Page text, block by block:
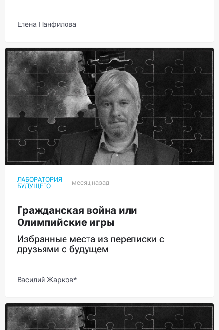
Елена Панфилова
ЛАБОРАТОРИЯ
БУДУЩЕГО
Гражданская война или
Олимпийские игры
Избранные места из переписки с
друзьями о будущем
Василий Жарков*